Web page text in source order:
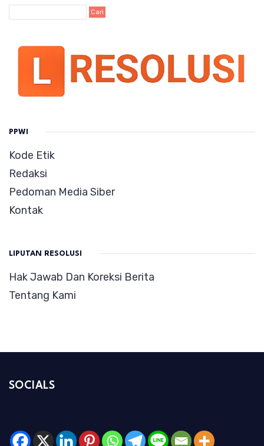
PPWI
Kode Etik
Redaksi
Pedoman Media Siber
Kontak
LIPUTAN RESOLUSI
Hak Jawab Dan Koreksi Berita
Tentang Kami
SOCIALS